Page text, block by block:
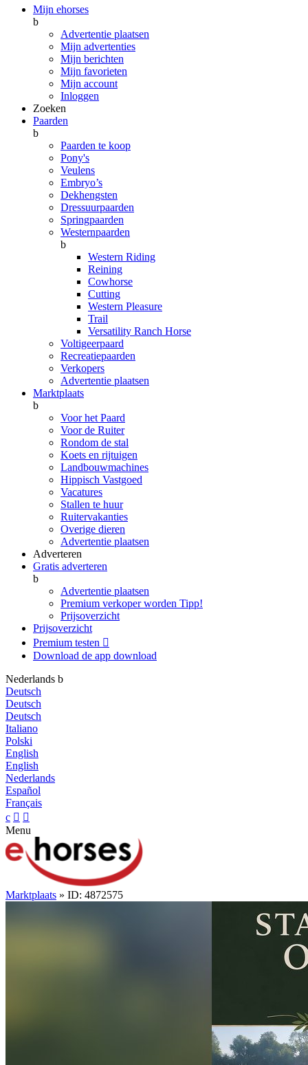
Mijn ehorses
b
Advertentie plaatsen
Mijn advertenties
Mijn berichten
Mijn favorieten
Mijn account
Inloggen
Zoeken
Paarden
b
Paarden te koop
Pony's
Veulens
Embryo’s
Dekhengsten
Dressuurpaarden
Springpaarden
Westernpaarden
b
Western Riding
Reining
Cowhorse
Cutting
Western Pleasure
Trail
Versatility Ranch Horse
Voltigeerpaard
Recreatiepaarden
Verkopers
Advertentie plaatsen
Marktplaats
b
Voor het Paard
Voor de Ruiter
Rondom de stal
Koets en rijtuigen
Landbouwmachines
Hippisch Vastgoed
Vacatures
Stallen te huur
Ruitervakanties
Overige dieren
Advertentie plaatsen
Adverteren
Gratis adverteren
b
Advertentie plaatsen
Premium verkoper worden Tipp!
Prijsoverzicht
Prijsoverzicht
Premium testen 
Download de app download
Nederlands b
Deutsch
Deutsch
Deutsch
Italiano
Polski
English
English
Nederlands
Español
Français
c  
Menu
Marktplaats » ID: 4872575